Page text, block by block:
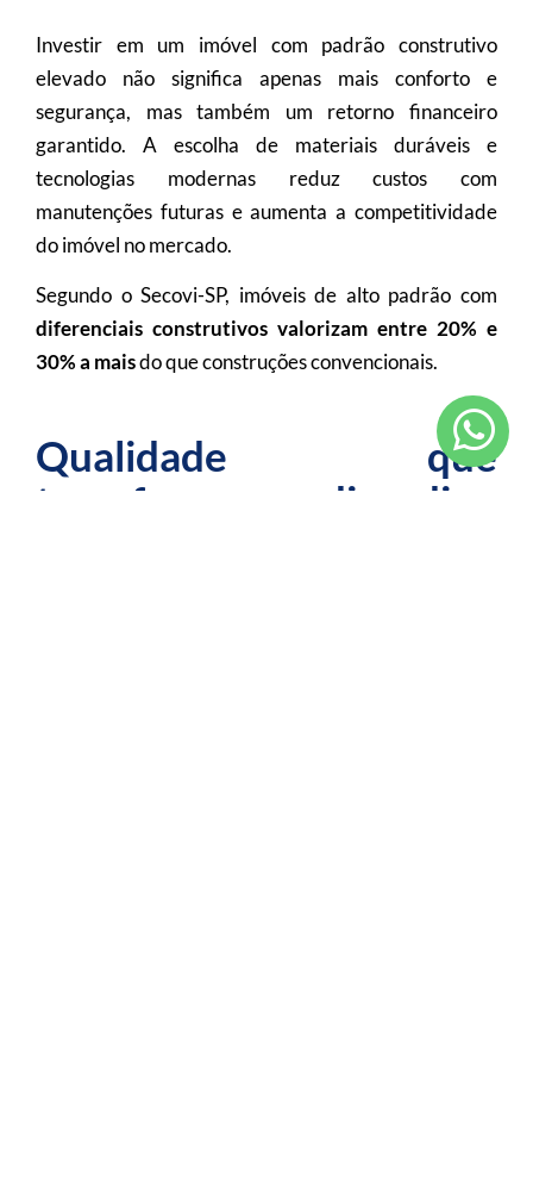
Investir em um imóvel com padrão construtivo
elevado não significa apenas mais conforto e
segurança, mas também um retorno financeiro
garantido. A escolha de materiais duráveis e
tecnologias modernas reduz custos com
manutenções futuras e aumenta a competitividade
do imóvel no mercado.
Segundo o Secovi-SP, imóveis de alto padrão com
diferenciais construtivos valorizam entre 20% e
30% a maisdo que construções convencionais.
Qualidade que
transforma seu dia a dia